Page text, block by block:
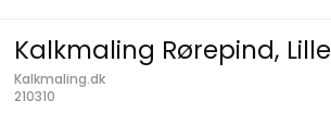
Kalkmaling Rørepind, Lille
Kalkmaling.dk
210310